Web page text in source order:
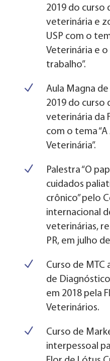
2019 do curso
veterinária e
USP com o
Veterinária e
trabalho”.
N
Aula Magna
2019 do curso
veterinária da
com o tema
Veterinária”.
N
Palestra “O
cuidados
crônico” pelo
internacional
veterinárias,
PR, em julho
N
Curso de MTC
de
em 2018 pela
Veterinários.
N
Curso de
interpessoal